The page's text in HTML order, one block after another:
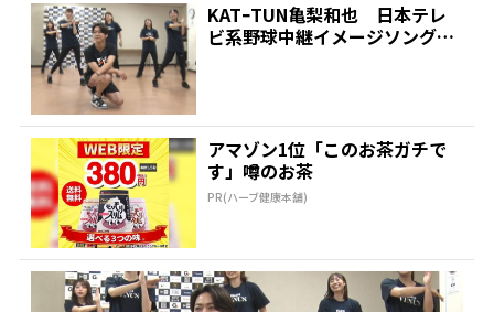
KATｰTUN亀梨和也 日本テレ
ビ系野球中継イメージソング
アマゾン1位「このお茶ガチで
す」噂のお茶
PR(ハーブ健康本舗)